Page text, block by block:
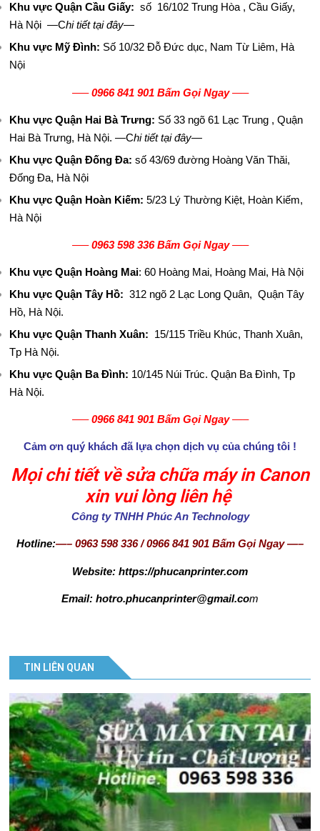
Ủ
T
Ậ
B
G
Á
T
T
T
H
Ệ
U
Khu vực Quận Cầu Giấy:số 16/102 Trung Hòa , Cầu Giấy,
Hà Nội—Chi tiết tại đây—
Khu vực Mỹ Đình: Số 10/32 Đỗ Đức dục, Nam Từ Liêm, Hà
Nội
—–0966 841 901 Bấm Gọi Ngay —–
Khu vực Quận Hai Bà Trưng: Số 33 ngõ 61 Lạc Trung , Quận
Hai Bà Trưng, Hà Nội.—Chi tiết tạiđây—
Khu vực Quận Đống Đa: số 43/69 đường Hoàng Văn Thăi,
Đống Đa, Hà Nội
Khu vực Quận Hoàn Kiếm:5/23 Lý Thường Kiệt, Hoàn Kiếm,
Hà Nội
—–0963 598 336 Bấm Gọi Ngay —–
Khu vực Quận Hoàng Mai: 60 Hoàng Mai, Hoàng Mai, Hà Nội
Khu vực Quận Tây Hồ: 312 ngõ 2 Lạc Long Quân, Quận Tây
Hồ, Hà Nội.
Khu vực Quận Thanh Xuân: 15/115 Triều Khúc, Thanh Xuân,
Tp Hà Nội.
Khu vực Quận Ba Đình: 10/145 Núi Trúc. Quận Ba Đình, Tp
Hà Nội.
—–0966 841 901 Bấm Gọi Ngay —–
Cảm ơn quý khách đã lựa chọn dịch vụ của chúng tôi !
Mọi chi tiết về sửa chữa máy in Canon
xin vui lòng liên hệ
Công ty TNHH Phúc An Technology
Hotline:—– 0963 598 336/0966 841 901 Bấm Gọi Ngay—–
Website: https://phucanprinter.com
Email: hotro.phucanprinter@gmail.com
TIN LIÊN QUAN